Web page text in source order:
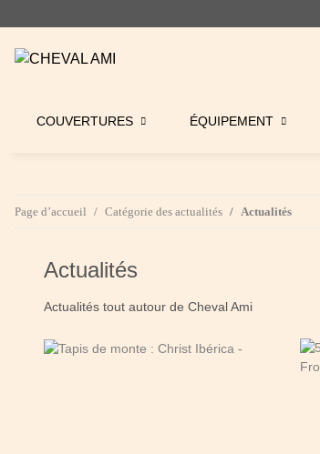
COUVERTURES ÉQUIPEMENT
Page d’accueil Catégorie des actualités Actualités
Actualités
Actualités tout autour de Cheval Ami